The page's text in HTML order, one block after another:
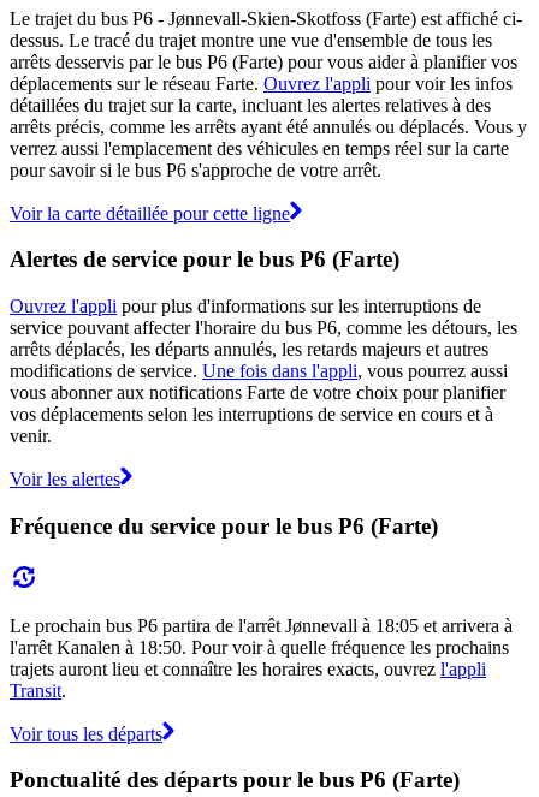
Le trajet du bus P6 - Jønnevall-Skien-Skotfoss (Farte) est affiché ci-
dessus. Le tracé du trajet montre une vue d'ensemble de tous les
arrêts desservis par le bus P6 (Farte) pour vous aider à planifier vos
déplacements sur le réseau Farte. Ouvrez l'appli pour voir les infos
détaillées du trajet sur la carte, incluant les alertes relatives à des
arrêts précis, comme les arrêts ayant été annulés ou déplacés. Vous y
verrez aussi l'emplacement des véhicules en temps réel sur la carte
pour savoir si le bus P6 s'approche de votre arrêt.
Voir la carte détaillée pour cette ligne
Alertes de service pour le bus P6 (Farte)
Ouvrez l'appli pour plus d'informations sur les interruptions de
service pouvant affecter l'horaire du bus P6, comme les détours, les
arrêts déplacés, les départs annulés, les retards majeurs et autres
modifications de service. Une fois dans l'appli, vous pourrez aussi
vous abonner aux notifications Farte de votre choix pour planifier
vos déplacements selon les interruptions de service en cours et à
venir.
Voir les alertes
Fréquence du service pour le bus P6 (Farte)
Le prochain bus P6 partira de l'arrêt Jønnevall à 18:05 et arrivera à
l'arrêt Kanalen à 18:50. Pour voir à quelle fréquence les prochains
trajets auront lieu et connaître les horaires exacts, ouvrez l'appli
Transit.
Voir tous les départs
Ponctualité des départs pour le bus P6 (Farte)